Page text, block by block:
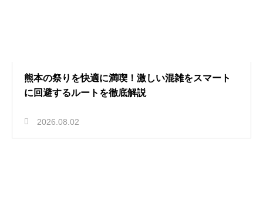
熊本の祭りを快適に満喫！激しい混雑をスマート
に回避するルートを徹底解説
2026.08.02